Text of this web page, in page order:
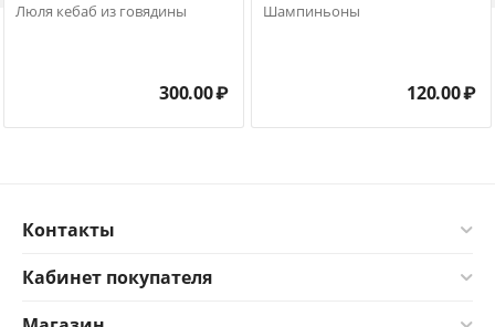
Люля кебаб из говядины
300.00₽
Шампиньоны
120.00₽
Контакты
Кабинет покупателя